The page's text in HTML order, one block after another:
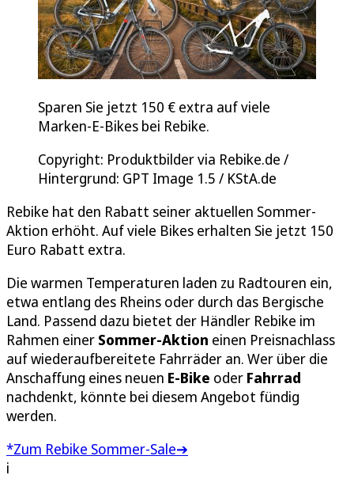
Sparen Sie jetzt 150 € extra auf viele
Marken-E-Bikes bei Rebike.
Copyright: Produktbilder via Rebike.de /
Hintergrund: GPT Image 1.5 / KStA.de
Rebike hat den Rabatt seiner aktuellen Sommer-
Aktion erhöht. Auf viele Bikes erhalten Sie jetzt 150
Euro Rabatt extra.
Die warmen Temperaturen laden zu Radtouren ein,
etwa entlang des Rheins oder durch das Bergische
Land. Passend dazu bietet der Händler Rebike im
Rahmen einer Sommer-Aktion einen Preisnachlass
auf wiederaufbereitete Fahrräder an. Wer über die
Anschaffung eines neuen E-Bike oder Fahrrad
nachdenkt, könnte bei diesem Angebot fündig
werden.
*Zum Rebike Sommer-Sale➔
i